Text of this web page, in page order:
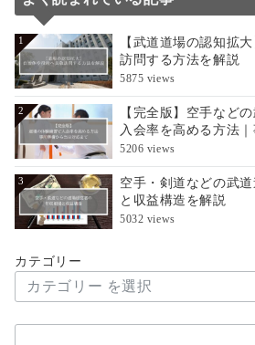
1
【武道道場の認知拡
訪問する方法を解説
5875 views
2
【完全版】空手など
入会率を高める方法
5206 views
3
空手・剣道などの武
と収益構造を解説
5032 views
カテゴリー